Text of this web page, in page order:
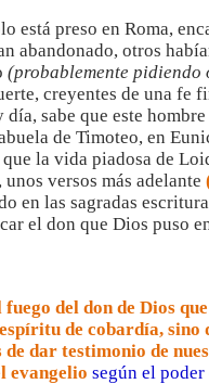
está preso en Roma,
abandonado, otros
(probablemente
creyentes de una fe
sabe que este
de Timoteo, en
la vida piadosa de
versos más adelante
en las sagradas
el don que Dios puso
del don de Dios
de cobardía, sino
de dar testimonio de
evangelio según el